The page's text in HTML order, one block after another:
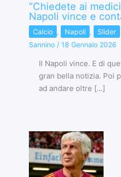
“Chiedete ai
Napoli vince e
Calcio , Napoli , Slider
Sannino / 18 Gennaio 2026
Il Napoli vince. E di
gran bella notizia. Poi
ad andare oltre […]